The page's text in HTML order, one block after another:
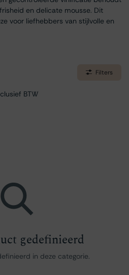
en delicate mousse. Dit
voor liefhebbers van stijlvolle en
Filters
BTW
gedefinieerd
in deze categorie.